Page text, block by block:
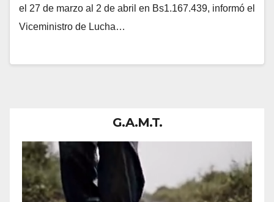
el 27 de marzo al 2 de abril en Bs1.167.439, informó el
Viceministro de Lucha…
G.A.M.T.